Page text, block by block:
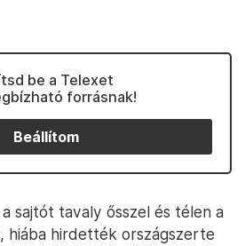
be a Telexet
forrásnak!
Beállítom
sajtót tavaly ősszel és télen a
hiába hirdették országszerte